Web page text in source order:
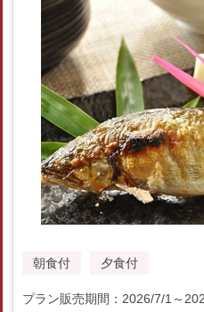
朝食付 夕食付
プラン販売期間：2026/7/1～